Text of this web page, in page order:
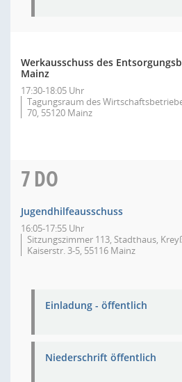
Werkausschuss des
Mainz
17:30-18:05 Uhr
Tagungsraum des
70, 55120 Mainz
7DO
Jugendhilfeausschuss
16:05-17:55 Uhr
Sitzungszimmer 113, Stadthaus,
Kaiserstr. 3-5, 55116 Mainz
Einladung - öffentlich
Niederschrift öffentlich